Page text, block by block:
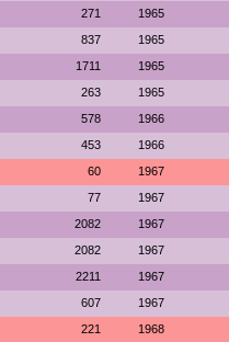
271 1965
837 1965
1711 1965
263 1965
578 1966
453 1966
60 1967
77 1967
2082 1967
2082 1967
2211 1967
607 1967
221 1968